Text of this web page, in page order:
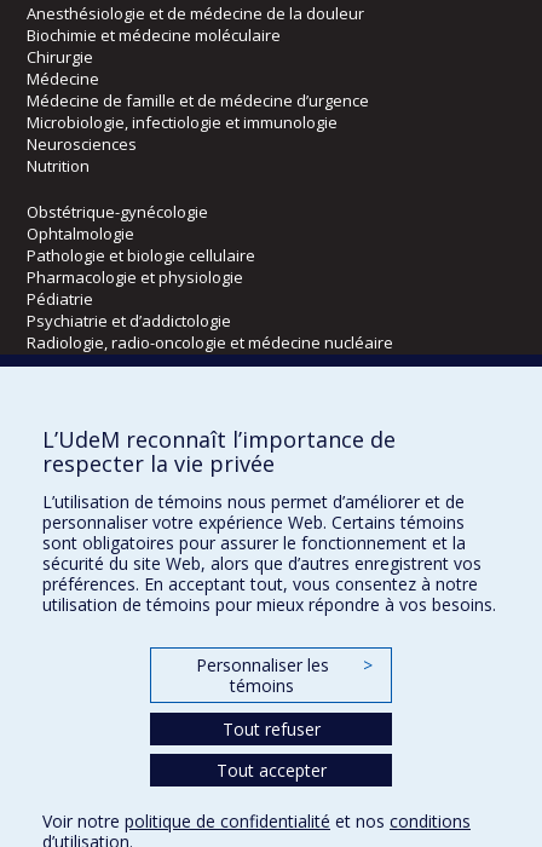
Anesthésiologie et de médecine de la douleur
Biochimie et médecine moléculaire
Chirurgie
Médecine
Médecine de famille et de médecine d’urgence
Microbiologie, infectiologie et immunologie
Neurosciences
Nutrition
Obstétrique-gynécologie
Ophtalmologie
Pathologie et biologie cellulaire
Pharmacologie et physiologie
Pédiatrie
Psychiatrie et d’addictologie
Radiologie, radio-oncologie et médecine nucléaire
Kinésiologie et des sciences de l’activité physique
Orthophonie et audiologie
Réadaptation
Directions
DPC
CPASS
L’UdeM reconnaît l’importance de
respecter la vie privée
L’utilisation de témoins nous permet d’améliorer et de
personnaliser votre expérience Web. Certains témoins
sont obligatoires pour assurer le fonctionnement et la
sécurité du site Web, alors que d’autres enregistrent vos
préférences. En acceptant tout, vous consentez à notre
utilisation de témoins pour mieux répondre à vos besoins.
Personnaliser les
témoins
>
Tout refuser
Tout accepter
Voir notre politique de confidentialité et nos conditions
d’utilisation.